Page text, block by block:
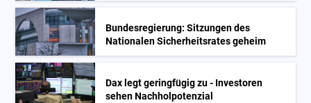
Bundesregierung: Sitzungen des
Nationalen Sicherheitsrates geheim
Dax legt geringfügig zu - Investoren
sehen Nachholpotenzial